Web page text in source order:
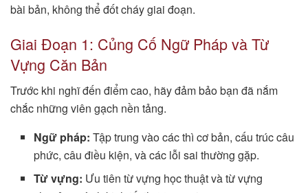
bài bản, không thể đốt cháy giai đoạn.
Giai Đoạn 1: Củng Cố Ngữ Pháp và Từ
Vựng Căn Bản
Trước khi nghĩ đến điểm cao, hãy đảm bảo bạn đã nắm
chắc những viên gạch nền tảng.
Ngữ pháp: Tập trung vào các thì cơ bản, cấu trúc câu
phức, câu điều kiện, và các lỗi sai thường gặp.
Từ vựng: Ưu tiên từ vựng học thuật và từ vựng